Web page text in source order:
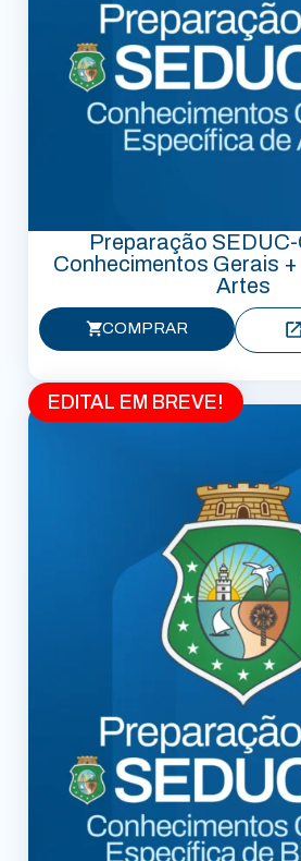
Preparação SEDUC-
Conhecimentos Gerais
Artes
COMPRAR
EDITAL EM BREVE!